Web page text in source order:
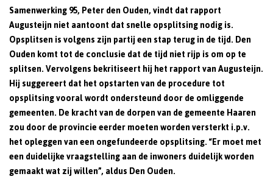
Samenwerking 95, Peter den Ouden, vindt dat rapport
Augusteijn niet aantoont dat snelle opsplitsing nodig is.
Opsplitsen is volgens zijn partij een stap terug in de tijd. Den
Ouden komt tot de conclusie dat de tijd niet rijp is om op te
splitsen. Vervolgens bekritiseert hij het rapport van Augusteijn.
Hij suggereert dat het opstarten van de procedure tot
opsplitsing vooral wordt ondersteund door de omliggende
gemeenten. De kracht van de dorpen van de gemeente Haaren
zou door de provincie eerder moeten worden versterkt i.p.v.
het opleggen van een ongefundeerde opsplitsing. “Er moet met
een duidelijke vraagstelling aan de inwoners duidelijk worden
gemaakt wat zij willen”, aldus Den Ouden.